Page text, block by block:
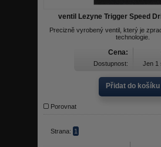
ventil Lezyne Trigger Speed
Precizně vyrobený ventil, který je
technologie.
Cena:
Dostupnost: Jen 1
Přidat do košíku
Porovnat
Strana: 1